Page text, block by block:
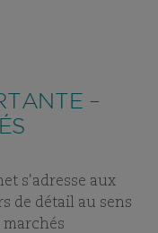
NOTRE HISTOIRE
ou les
à travers la
à tromper la
sur ce lien.
–
s'adresse aux
de détail au sens
marchés